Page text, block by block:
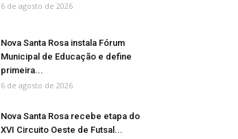
6 de agosto de 2026
Nova Santa Rosa instala Fórum
Municipal de Educação e define
primeira...
6 de agosto de 2026
Nova Santa Rosa recebe etapa do
XVI Circuito Oeste de Futsal...